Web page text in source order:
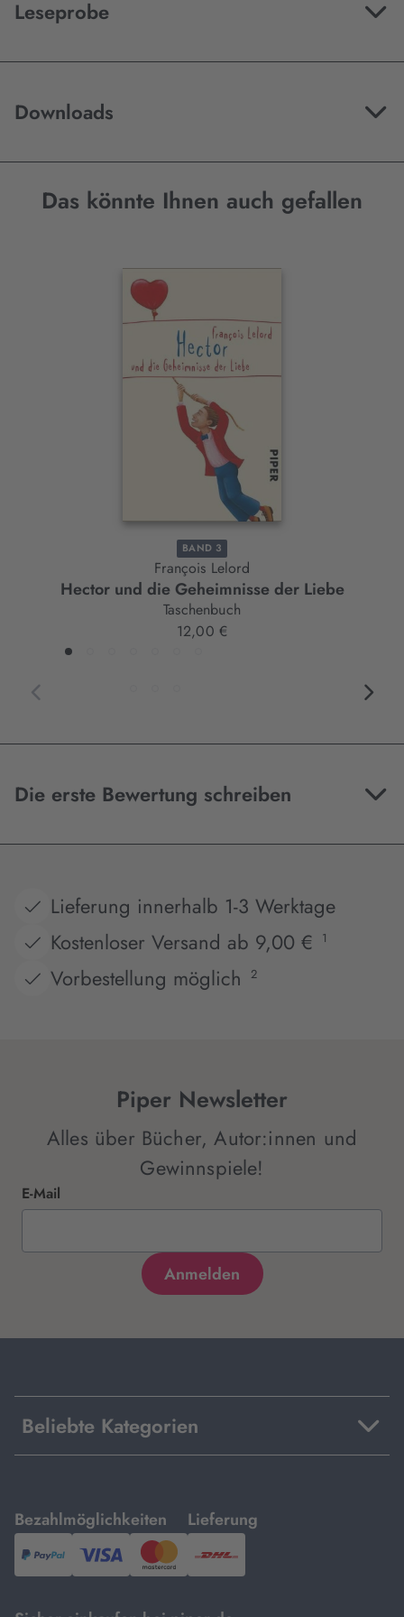
Leseprobe
Downloads
Das könnte Ihnen auch gefallen
Interaktives
BAND 3
François Lelord
Hector und die Geheimnisse der Liebe
Taschenbuch
12,00 €
Die erste Bewertung schreiben
Lieferung innerhalb 1-3 Werktage
Kostenloser Versand ab 9,00 €
1
Vorbestellung möglich 2
Piper Newsletter
Alles über Bücher, Autor:innen und
Gewinnspiele!
E-Mail
Beliebte Kategorien
Bezahlmöglichkeiten
mit
PayPal,Visa
und
Lieferung
mit
DHL.